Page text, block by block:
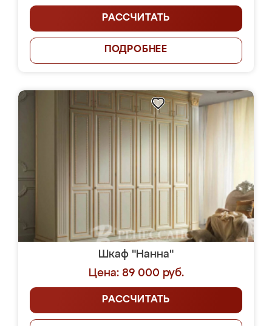
РАССЧИТАТЬ
ПОДРОБНЕЕ
Шкаф "Нанна"
Цена: 89 000 руб.
РАССЧИТАТЬ